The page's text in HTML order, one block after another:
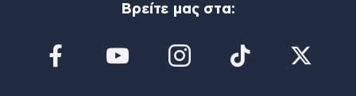
Βρείτε μας στα: